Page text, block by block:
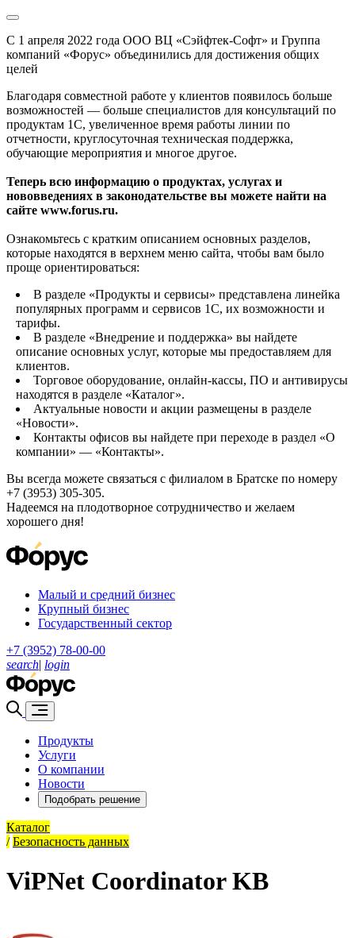
С 1 апреля 2022 года ООО ВЦ «Сэйфтек-Софт» и Группа
компаний «Форус» объединились для достижения общих
целей
Благодаря совместной работе у клиентов появилось больше
возможностей — больше специалистов для консультаций по
продуктам 1С, увеличенное время работы линии по
отчетности, круглосуточная техническая поддержка,
обучающие мероприятия и многое другое.
Теперь всю информацию о продуктах, услугах и
нововведениях в законодательстве вы можете найти на
сайте www.forus.ru.
Ознакомьтесь с кратким описанием основных разделов,
которые находятся в верхнем меню сайта, чтобы вам было
проще ориентироваться:
В разделе «Продукты и сервисы» представлена линейка
популярных программ и сервисов 1С, их возможности и
тарифы.
В разделе «Внедрение и поддержка» вы найдете
описание основных услуг, которые мы предоставляем для
клиентов.
Торговое оборудование, онлайн-кассы, ПО и антивирусы
находятся в разделе «Каталог».
Актуальные новости и акции размещены в разделе
«Новости».
Контакты офисов вы найдете при переходе в раздел «О
компании» — «Контакты».
Вы всегда можете связаться с филиалом в Братске по номеру
+7 (3953) 305-305.
Надеемся на плодотворное сотрудничество и желаем
хорошего дня!
Малый и средний бизнес
Крупный бизнес
Государственный сектор
+7 (3952) 78-00-00
search| login
Продукты
Услуги
О компании
Новости
Подобрать решение
Каталог
/ Безопасность данных
ViPNet Coordinator KB